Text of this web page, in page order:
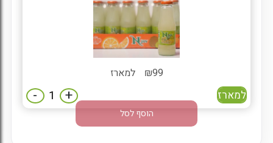
99
₪ למארז
למארז +
-
הוסף לסל